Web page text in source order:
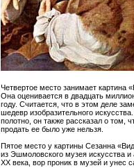
Четвертое место занимает картина
Она оценивается в двадцать
году. Считается, что в этом деле
шедевр изобразительного
полотно, он также рассказал о том,
продать ее было уже нельзя.
Пятое место у картины Сезанна
из Эшмоловского музея искусства
XX века, вор проник в музей и унес